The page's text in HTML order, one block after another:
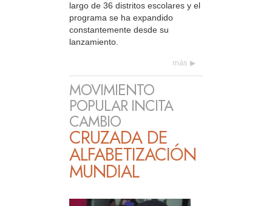
largo de 36 distritos escolares y el
programa se ha expandido
constantemente desde su
lanzamiento.
más
MOVIMIENTO
POPULAR INCITA
CAMBIO
CRUZADA DE
ALFABETIZACIÓN
MUNDIAL